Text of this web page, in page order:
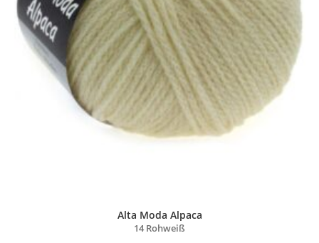
Alta Moda Alpaca
14 Rohweiß